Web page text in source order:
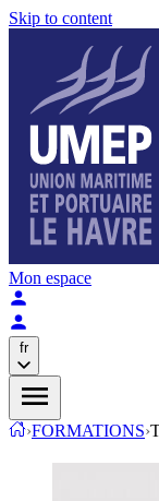
Skip to content
Mon espace
fr
›FORMATIONS›